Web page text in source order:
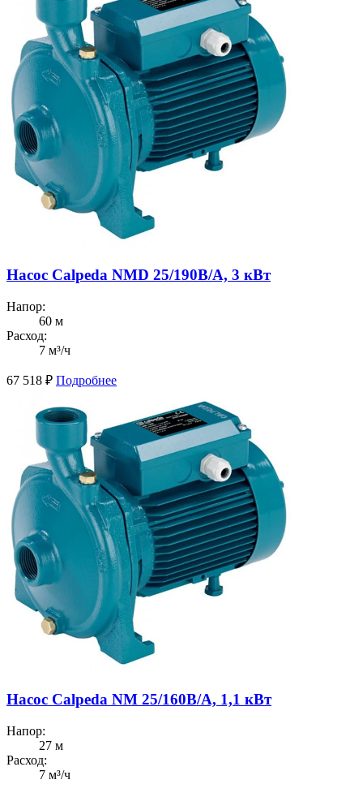
Насос Calpeda NMD 25/190B/A, 3 кВт
Напор:
60 м
Расход:
7 м³/ч
67 518 ₽ Подробнее
Насос Calpeda NM 25/160B/A, 1,1 кВт
Напор:
27 м
Расход:
7 м³/ч